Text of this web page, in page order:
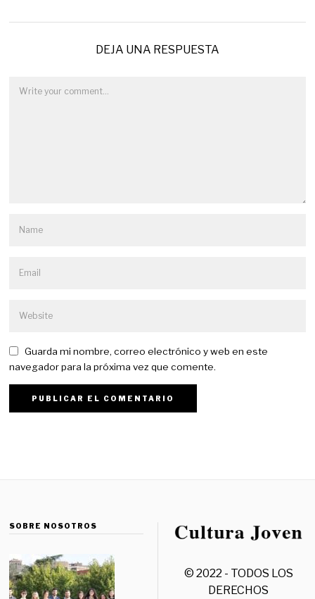
DEJA UNA RESPUESTA
Guarda mi nombre, correo electrónico y web en este
navegador para la próxima vez que comente.
SOBRE NOSOTROS
© 2022 - TODOS LOS
DERECHOS